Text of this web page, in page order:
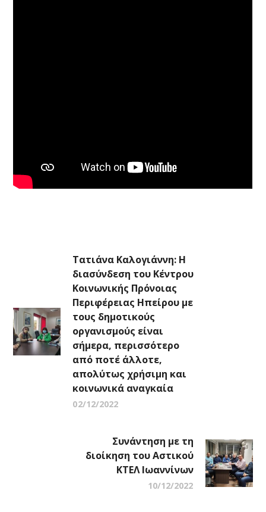
Τατιάνα Καλογιάννη: Η
διασύνδεση του Κέντρου
Κοινωνικής Πρόνοιας
Περιφέρειας Ηπείρου με
τους δημοτικούς
οργανισμούς είναι
σήμερα, περισσότερο
από ποτέ άλλοτε,
απολύτως χρήσιμη και
κοινωνικά αναγκαία
02/12/2022
Συνάντηση με τη
διοίκηση του Αστικού
ΚΤΕΛ Ιωαννίνων
10/12/2022